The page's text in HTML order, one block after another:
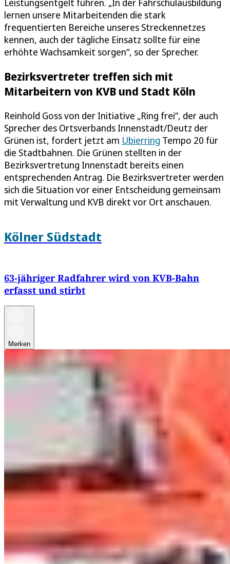
lernen unsere Mitarbeitenden die stark
frequentierten Bereiche unseres Streckennetzes
kennen, auch der tägliche Einsatz sollte für eine
erhöhte Wachsamkeit sorgen“, so der Sprecher.
Bezirksvertreter treffen sich mit
Mitarbeitern von KVB und Stadt Köln
Reinhold Goss von der Initiative „Ring frei“, der auch
Sprecher des Ortsverbands Innenstadt/Deutz der
Grünen ist, fordert jetzt am Ubierring Tempo 20 für
die Stadtbahnen. Die Grünen stellten in der
Bezirksvertretung Innenstadt bereits einen
entsprechenden Antrag. Die Bezirksvertreter werden
sich die Situation vor einer Entscheidung gemeinsam
mit Verwaltung und KVB direkt vor Ort anschauen.
Kölner Südstadt
63-jähriger Radfahrer wird von KVB-Bahn
erfasst und stirbt
Merken